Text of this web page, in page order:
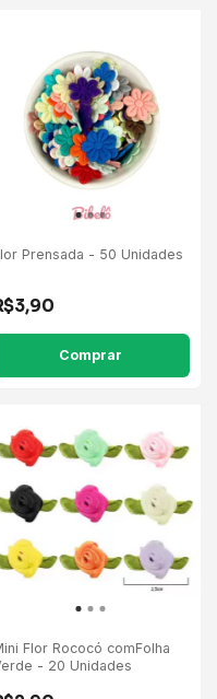
Prensada - 50 Unidades
Comprar
Flor Rococó comFolha
- 20 Unidades